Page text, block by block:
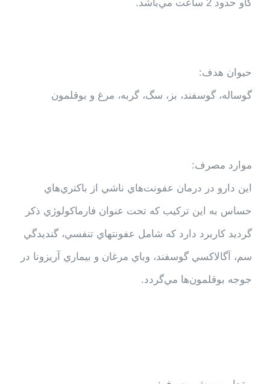
گاو حدود 2 ساعت مي‌باشد.
حیوان هدف:
گوساله، گوسفند، بز، سگ، گربه، مرغ و بوقلمون
موارد مصرف:
اين دارو در درمان عفونت‌هاي ناشي از باكتري‌هاي
حساس به اين تركيب كه تحت عنوان فارماكولوژي ذكر
گرديد كاربرد دارد كه شامل عفونتهاي تنفسي، گنديدگي
سم، آگالاكسي گوسفند، وباي مرغان و بيماري‌ آريزونا در
جوجه بوقلمون‌ها مي‌گردد.